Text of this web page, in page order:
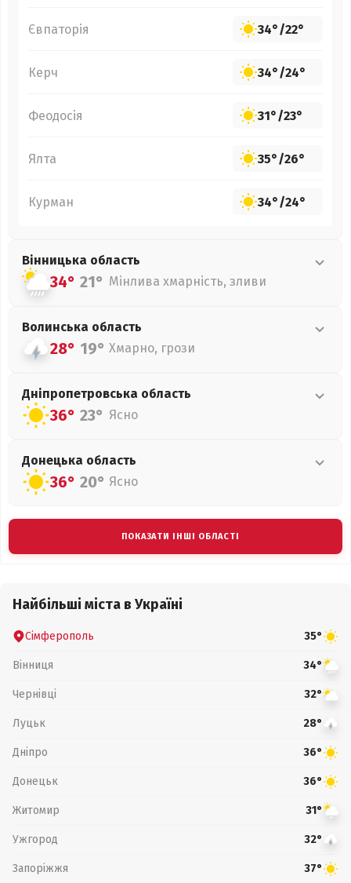
Євпаторія 34°/22°
Керч 34°/24°
Феодосія 31°/23°
Ялта 35°/26°
Курман 34°/24°
Вінницька область
34° 21° Мінлива хмарність, зливи
Волинська область
28° 19° Хмарно, грози
Дніпропетровська область
36° 23° Ясно
Донецька область
36° 20° Ясно
ПОКАЗАТИ ІНШІ ОБЛАСТІ
Найбільші міста в Україні
Сімферополь 35°
Вінниця 34°
Чернівці 32°
Луцьк 28°
Дніпро 36°
Донецьк 36°
Житомир 31°
Ужгород 32°
Запоріжжя 37°